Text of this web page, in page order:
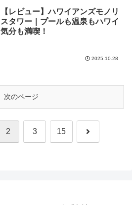
【レビュー】ハワイアンズモノリ
スタワー｜プールも温泉もハワイ
気分も満喫！
2025.10.28
次のページ
2 3 15 次